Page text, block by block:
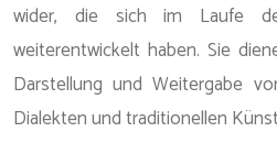
wider, die sich im Laufe
weiterentwickelt haben. Sie
Darstellung und Weitergabe
Dialekten und traditionellen